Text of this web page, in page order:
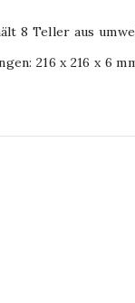
8 Teller aus
216 x 216 x 6